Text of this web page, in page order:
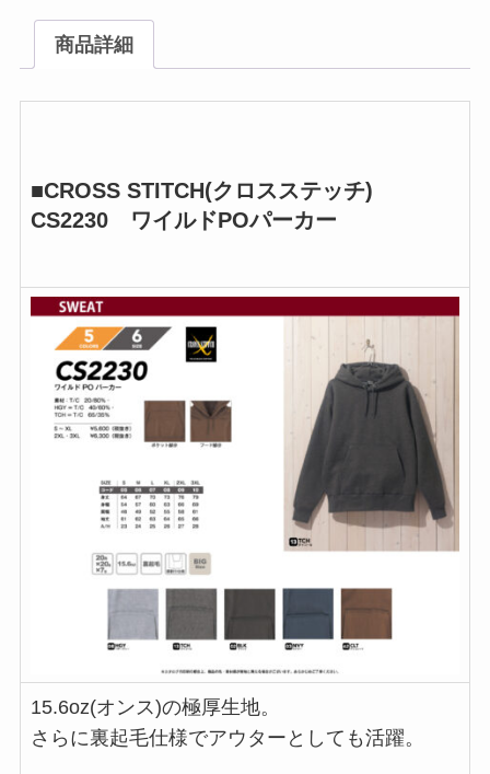
商品詳細
■CROSS STITCH(クロスステッチ)
CS2230 ワイルドPOパーカー
15.6oz(オンス)の極厚生地。
さらに裏起毛仕様でアウターとしても活躍。